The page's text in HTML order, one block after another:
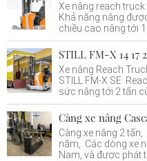
Xe nâng reach
Khả năng nâng
chiều cao nâng tới
STILL FM-X 14 17
Xe nâng Reach
STILL FM-X SE
sức nâng tới 2 tấn
Càng xe nâng
Càng xe nâng 2
năm, Các dòng xe
Nam, và được phát